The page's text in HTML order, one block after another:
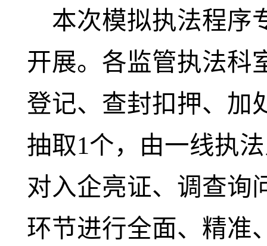
本次模拟执法程序
开展。各监管执法科
登记、查封扣押、加
抽取1个，由一线执
对入企亮证、调查询
环节进行全面、精准